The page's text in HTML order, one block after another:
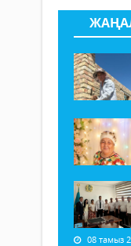
08 тамыз